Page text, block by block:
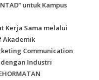
untuk Kampus
Kerja Sama melalui
Akademik
Communication
Industri